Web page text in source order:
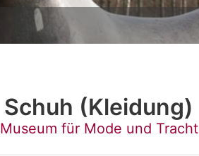
Schuh (Kleidung)
Museum für Mode und Tracht